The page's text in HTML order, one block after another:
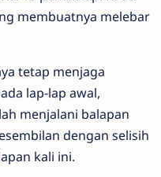
membuatnya melebar
tetap menjaga
lap-lap awal,
menjalani balapan
dengan selisih
kali ini.